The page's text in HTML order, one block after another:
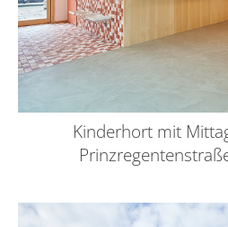
Kinderhort mit